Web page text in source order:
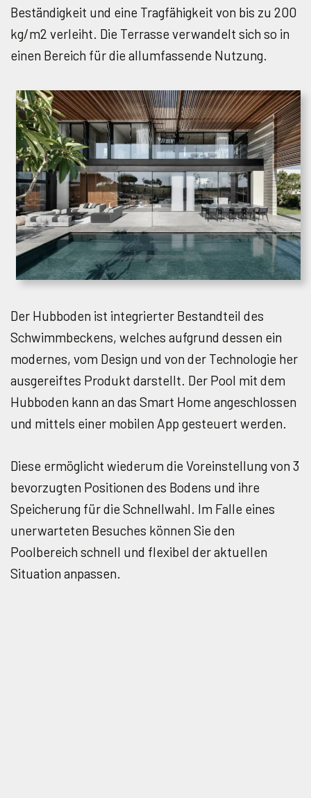
Beständigkeit und eine Tragfähigkeit von bis zu 200
kg/m2 verleiht. Die Terrasse verwandelt sich so in
einen Bereich für die allumfassende Nutzung.
Der Hubboden ist integrierter Bestandteil des
Schwimmbeckens, welches aufgrund dessen ein
modernes, vom Design und von der Technologie her
ausgereiftes Produkt darstellt. Der Pool mit dem
Hubboden kann an das Smart Home angeschlossen
und mittels einer mobilen App gesteuert werden.
Diese ermöglicht wiederum die Voreinstellung von 3
bevorzugten Positionen des Bodens und ihre
Speicherung für die Schnellwahl. Im Falle eines
unerwarteten Besuches können Sie den
Poolbereich schnell und flexibel der aktuellen
Situation anpassen.